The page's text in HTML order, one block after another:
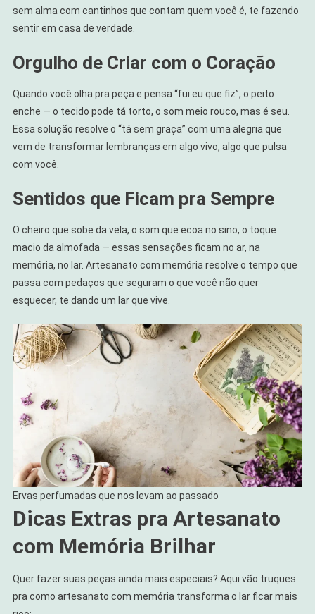
sem alma com cantinhos que contam quem você é, te fazendo
sentir em casa de verdade.
Orgulho de Criar com o Coração
Quando você olha pra peça e pensa “fui eu que fiz”, o peito
enche — o tecido pode tá torto, o som meio rouco, mas é seu.
Essa solução resolve o “tá sem graça” com uma alegria que
vem de transformar lembranças em algo vivo, algo que pulsa
com você.
Sentidos que Ficam pra Sempre
O cheiro que sobe da vela, o som que ecoa no sino, o toque
macio da almofada — essas sensações ficam no ar, na
memória, no lar. Artesanato com memória resolve o tempo que
passa com pedaços que seguram o que você não quer
esquecer, te dando um lar que vive.
Ervas perfumadas que nos levam ao passado
Dicas Extras pra Artesanato
com Memória Brilhar
Quer fazer suas peças ainda mais especiais? Aqui vão truques
pra como artesanato com memória transforma o lar ficar mais